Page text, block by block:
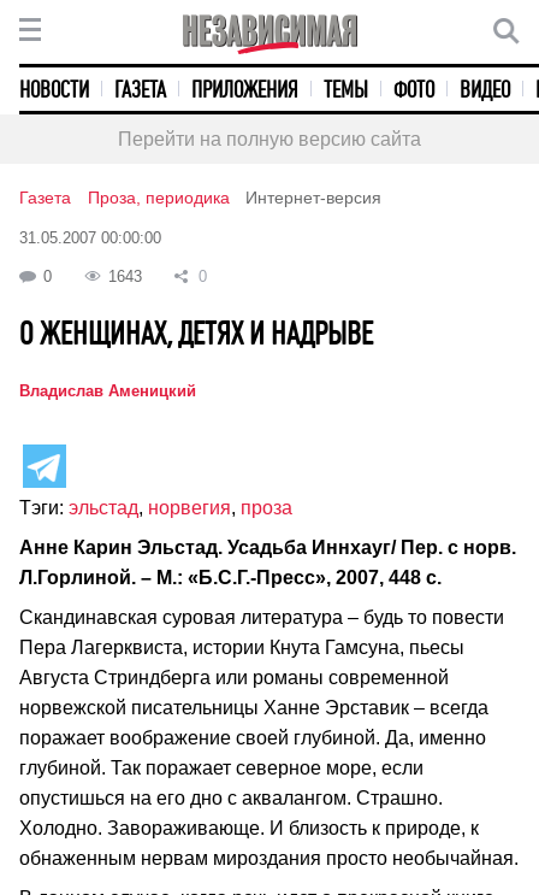
НОВОСТИ ГАЗЕТА ПРИЛОЖЕНИЯ ТЕМЫ ФОТО ВИДЕО
Перейти на полную версию сайта
Газета Проза, периодика Интернет-версия
31.05.2007 00:00:00
0 1643 0
О ЖЕНЩИНАХ, ДЕТЯХ И НАДРЫВЕ
Владислав Аменицкий
Тэги: эльстад, норвегия, проза
Анне Карин Эльстад. Усадьба Иннхауг/ Пер. с норв.
Л.Горлиной. – М.: «Б.С.Г.-Пресс», 2007, 448 с.
Скандинавская суровая литература – будь то повести
Пера Лагерквиста, истории Кнута Гамсуна, пьесы
Августа Стриндберга или романы современной
норвежской писательницы Ханне Эрставик – всегда
поражает воображение своей глубиной. Да, именно
глубиной. Так поражает северное море, если
опустишься на его дно с аквалангом. Страшно.
Холодно. Завораживающе. И близость к природе, к
обнаженным нервам мироздания просто необычайная.